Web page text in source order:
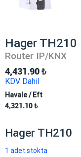
Hager TH210
Router IP/KNX
4,431.90₺
KDV Dahil
Havale / Eft
4,321.10₺
Hager TH210
1 adet stokta